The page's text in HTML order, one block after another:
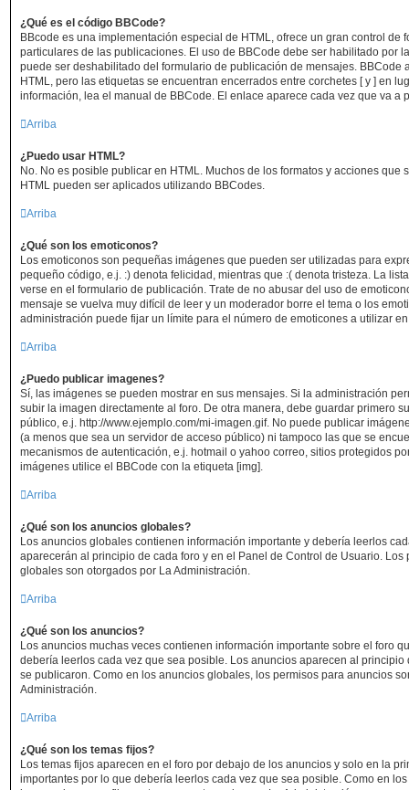
¿Qué es el código BBCode?
BBcode es una implementación especial de HTML, ofrece un gran control de
particulares de las publicaciones. El uso de BBCode debe ser habilitado por
puede ser deshabilitado del formulario de publicación de mensajes. BBCode
HTML, pero las etiquetas se encuentran encerrados entre corchetes [ y ] en
información, lea el manual de BBCode. El enlace aparece cada vez que va a
Arriba
¿Puedo usar HTML?
No. No es posible publicar en HTML. Muchos de los formatos y acciones que
HTML pueden ser aplicados utilizando BBCodes.
Arriba
¿Qué son los emoticonos?
Los emoticonos son pequeñas imágenes que pueden ser utilizadas para
pequeño código, e.j. :) denota felicidad, mientras que :( denota tristeza. La
verse en el formulario de publicación. Trate de no abusar del uso de
mensaje se vuelva muy difícil de leer y un moderador borre el tema o los
administración puede fijar un límite para el número de emoticones a utilizar
Arriba
¿Puedo publicar imagenes?
Sí, las imágenes se pueden mostrar en sus mensajes. Si la administración
subir la imagen directamente al foro. De otra manera, debe guardar primero
público, e.j. http://www.ejemplo.com/mi-imagen.gif. No puede publicar
(a menos que sea un servidor de acceso público) ni tampoco las que se
mecanismos de autenticación, e.j. hotmail o yahoo correo, sitios protegidos
imágenes utilice el BBCode con la etiqueta [img].
Arriba
¿Qué son los anuncios globales?
Los anuncios globales contienen información importante y debería leerlos
aparecerán al principio de cada foro y en el Panel de Control de Usuario. Los
globales son otorgados por La Administración.
Arriba
¿Qué son los anuncios?
Los anuncios muchas veces contienen información importante sobre el foro
debería leerlos cada vez que sea posible. Los anuncios aparecen al
se publicaron. Como en los anuncios globales, los permisos para anuncios
Administración.
Arriba
¿Qué son los temas fijos?
Los temas fijos aparecen en el foro por debajo de los anuncios y solo en la
importantes por lo que debería leerlos cada vez que sea posible. Como en